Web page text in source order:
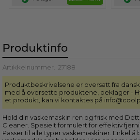
Produktinfo
Artikkelnummer. 27188
Produktbeskrivelsene er oversatt fra
med å oversette produktene, beklager -
et produkt, kan vi kontaktes på
Hold din vaskemaskin ren og frisk med
Cleaner. Spesielt formulert for effektiv
Passer til alle typer vaskemaskiner. Enkel å